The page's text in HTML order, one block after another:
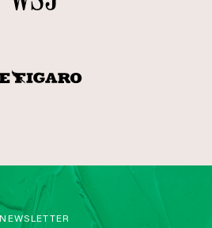
NEWSLETTER